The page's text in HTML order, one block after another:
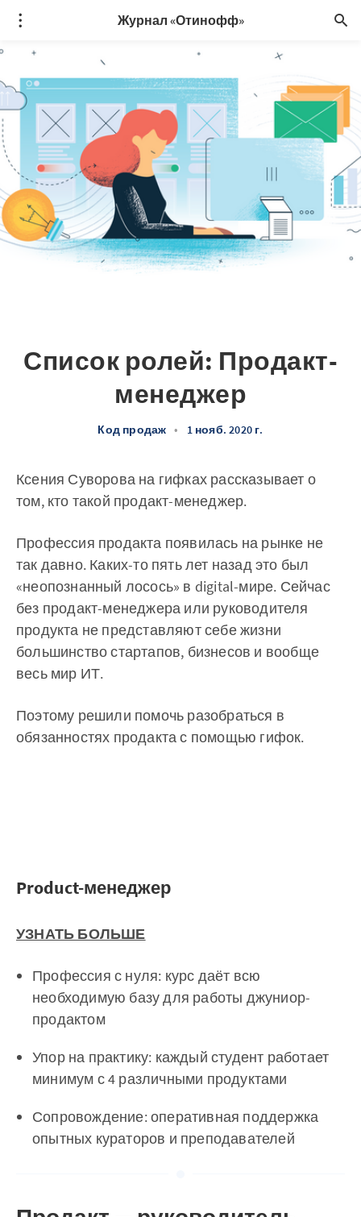
Журнал «Отинофф»
Список ролей: Продакт-
менеджер
Код продаж • 1 нояб. 2020 г.
Ксения Суворова на гифках рассказывает о
том, кто такой продакт-менеджер.
Профессия продакта появилась на рынке не
так давно. Каких-то пять лет назад это был
«неопознанный лосось» в digital-мире. Сейчас
без продакт-менеджера или руководителя
продукта не представляют себе жизни
большинство стартапов, бизнесов и вообще
весь мир ИТ.
Поэтому решили помочь разобраться в
обязанностях продакта с помощью гифок.
Product-менеджер
УЗНАТЬ БОЛЬШЕ
Профессия с нуля: курс даёт всю
необходимую базу для работы джуниор-
продактом
Упор на практику: каждый студент работает
минимум с 4 различными продуктами
Сопровождение: оперативная поддержка
опытных кураторов и преподавателей